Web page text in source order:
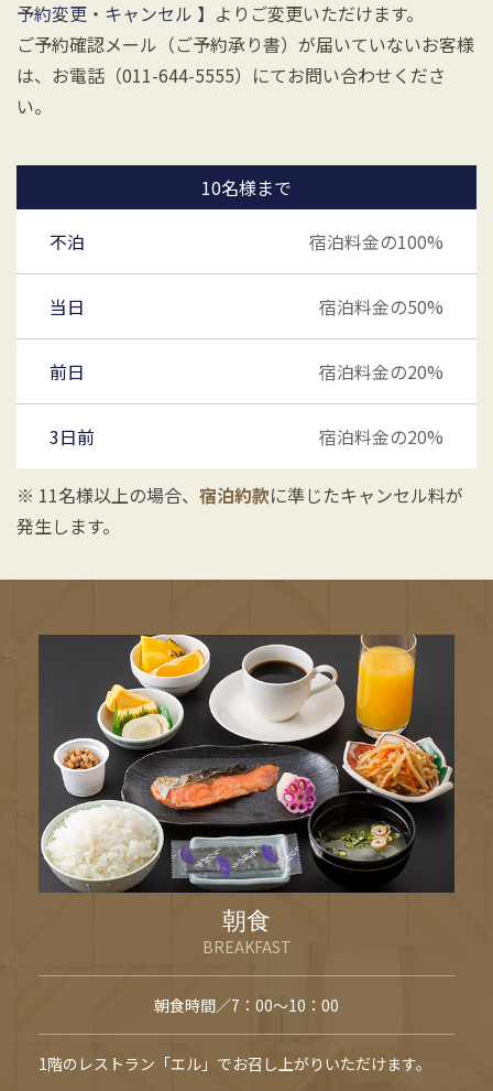
予約変更・キャンセル 】 よりご変更いただけます。
ご予約確認メール（ご予約承り書）が届いていないお客様
は、お電話（011-644-5555）にてお問い合わせくださ
い。
10名様まで
不泊 宿泊料金の100%
当日 宿泊料金の50%
前日 宿泊料金の20%
3日前 宿泊料金の20%
※ 11名様以上の場合、 宿泊約款に準じたキャンセル料が
発生します。
朝食
BREAKFAST
朝食時間／7：00～10：00
1階のレストラン「エル」でお召し上がりいただけます。